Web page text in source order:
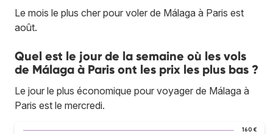
Le mois le plus cher pour voler de Málaga à Paris est
août.
Quel est le jour de la semaine où les vols
de Málaga à Paris ont les prix les plus bas ?
Le jour le plus économique pour voyager de Málaga à
Paris est le mercredi.
160 €